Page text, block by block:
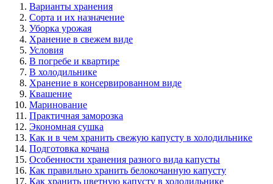
Варианты хранения
Сорта и их назначение
Уборка урожая
Хранение в свежем виде
Условия
В погребе и квартире
В холодильнике
Хранение в консервированном виде
Квашение
Маринование
Практичная заморозка
Экономная сушка
Как и в чем хранить свежую капусту в холодильнике
Подготовка кочана
Особенности хранения разного вида капусты
Как правильно хранить белокочанную капусту
Как хранить цветную капусту в холодильнике